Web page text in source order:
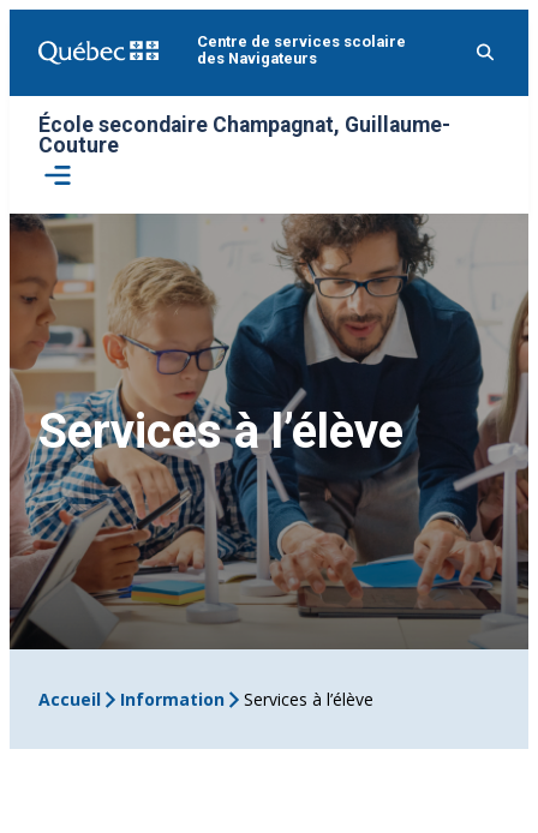
Centre de services scolaire
des Navigateurs
École secondaire Champagnat, Guillaume-
Couture
Ouvrir
le
menu
Services à l’élève
Accueil Information Services à l’élève